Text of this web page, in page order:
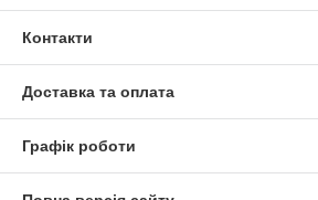
Контакти
Доставка та оплата
Графік роботи